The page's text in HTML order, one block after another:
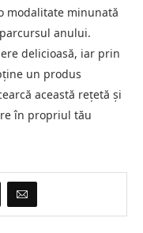
modalitate minunată
anului.
delicioasă, iar prin
un produs
această rețetă și
în propriul tău